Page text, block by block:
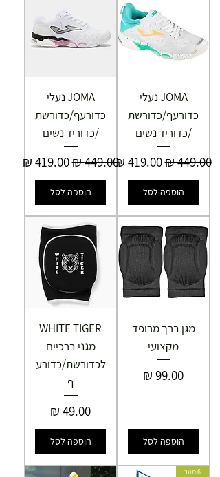
JOMA נעלי
כדורעף/כדורשת
/כדוריד נשים
מחיר רגיל‏449.00 ‏₪ מחיר מבצע‏419.00 ‏₪
הוספה לסל
JOMA נעלי
כדורעף/כדורשת
/כדוריד נשים
מחיר רגיל‏449.00 ‏₪ מחיר מבצע‏419.00 ‏₪
הוספה לסל
מגן ברך מרופד
מקצועי
מחיר
הוספה לסל
WHITE TIGER
מגני ברכיים
לכדורשת/כדורע
ף
מחיר
הוספה לסל
6 מטר